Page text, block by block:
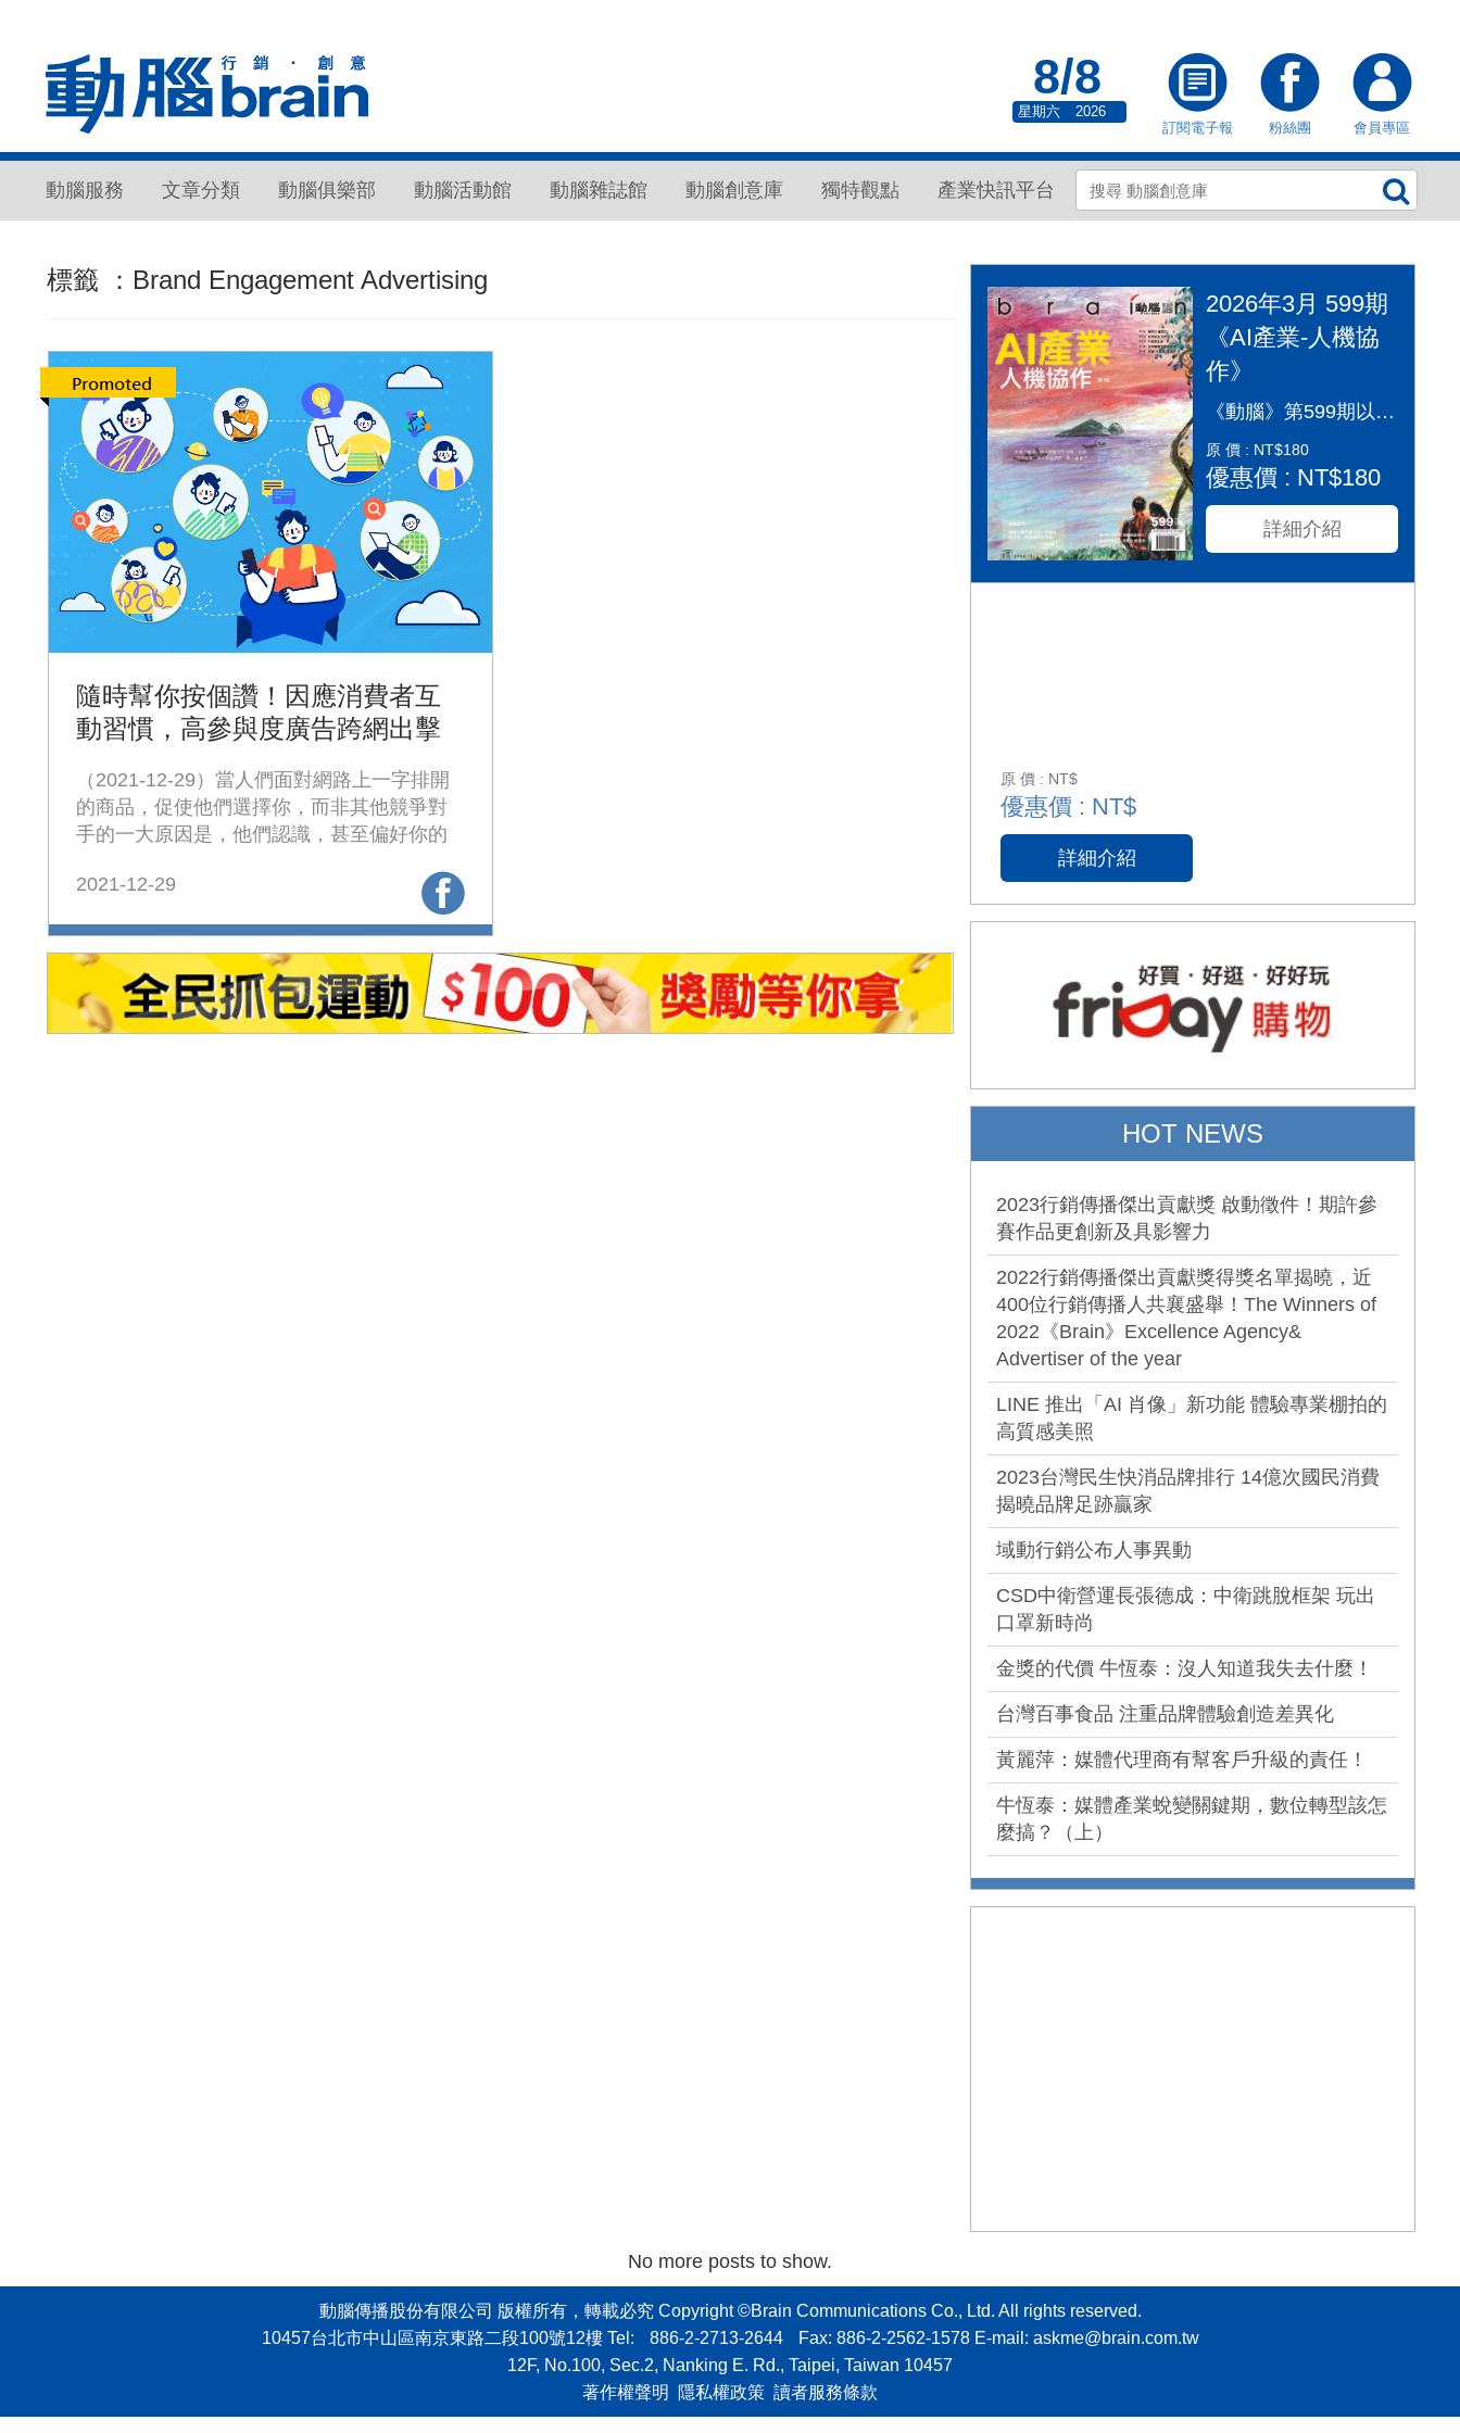
8/8
星期六
2026
訂閱電子報
粉絲團 會員專區
動腦服務 文章分類 動腦俱樂部 動腦活動館 動腦雜誌館 動腦創意庫 獨特觀點 產業快訊平台
標籤 ：Brand Engagement Advertising
隨時幫你按個讚！因應消費者互
動習慣，高參與度廣告跨網出擊
（2021-12-29）當人們面對網路上一字排開
的商品，促使他們選擇你，而非其他競爭對
手的一大原因是，他們認識，甚至偏好你的
2021-12-29
2026年3月 599期
《AI產業-人機協
作》
《動腦》第599期以「AI產業：人機協作」為封面故事，探討AI從「造夢期」邁入「落地應用」的關鍵變革。本期深入剖析2026年AI產業全景，涵蓋代理型AI（Agentic AI）如何重塑顧客旅程、企業導入實戰指南及風險治理。透過專家觀點，解構從智慧金融到行銷流程的自動化轉型，並探討「人機協作」模式下，行銷人如何從軟體操作者轉變為AI指揮官，在矽基與碳基共存的時代，將算力轉化為驅動企業長期成長的關鍵動能，打造更有溫度的未來生活。
原 價 : NT$180
優惠價 : NT$180
詳細介紹
原 價 : NT$
優惠價 : NT$
詳細介紹
HOT NEWS
2023行銷傳播傑出貢獻獎 啟動徵件！期許參
賽作品更創新及具影響力
2022行銷傳播傑出貢獻獎得獎名單揭曉，近
400位行銷傳播人共襄盛舉！The Winners of
2022《Brain》Excellence Agency&
Advertiser of the year
LINE 推出「AI 肖像」新功能 體驗專業棚拍的
高質感美照
2023台灣民生快消品牌排行 14億次國民消費
揭曉品牌足跡贏家
域動行銷公布人事異動
CSD中衛營運長張德成：中衛跳脫框架 玩出
口罩新時尚
金獎的代價 牛恆泰：沒人知道我失去什麼！
台灣百事食品 注重品牌體驗創造差異化
黃麗萍：媒體代理商有幫客戶升級的責任！
牛恆泰：媒體產業蛻變關鍵期，數位轉型該怎
麼搞？（上）
No more posts to show.
動腦傳播股份有限公司 版權所有，轉載必究 Copyright ©Brain Communications Co., Ltd. All rights reserved.
10457台北市中山區南京東路二段100號12樓Tel: 886-2-2713-2644 Fax: 886-2-2562-1578 E-mail: askme@brain.com.tw
12F, No.100, Sec.2, Nanking E. Rd., Taipei, Taiwan 10457
著作權聲明
隱私權政策 讀者服務條款